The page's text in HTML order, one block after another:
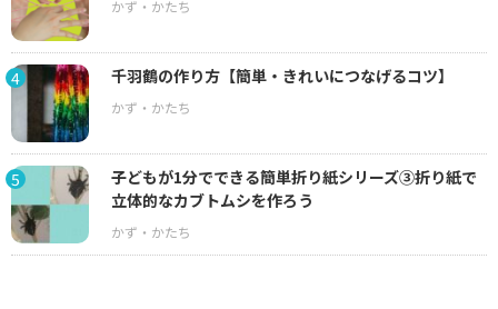
4 千羽鶴の作り方【簡単・きれいにつなげるコツ】
5
子どもが1分でできる簡単折り紙シリーズ③折り紙で
立体的なカブトムシを作ろう